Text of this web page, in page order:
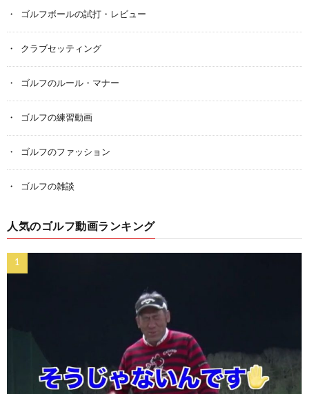
ゴルフボールの試打・レビュー
クラブセッティング
ゴルフのルール・マナー
ゴルフの練習動画
ゴルフのファッション
ゴルフの雑談
人気のゴルフ動画ランキング